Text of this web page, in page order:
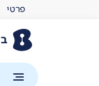
פרטי